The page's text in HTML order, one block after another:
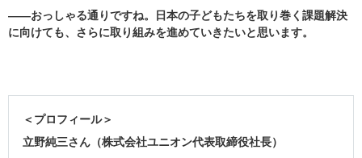
――おっしゃる通りですね。日本の子どもたちを取り巻く課題解決
に向けても、さらに取り組みを進めていきたいと思います。
＜プロフィール＞
立野純三さん（株式会社ユニオン代表取締役社長）